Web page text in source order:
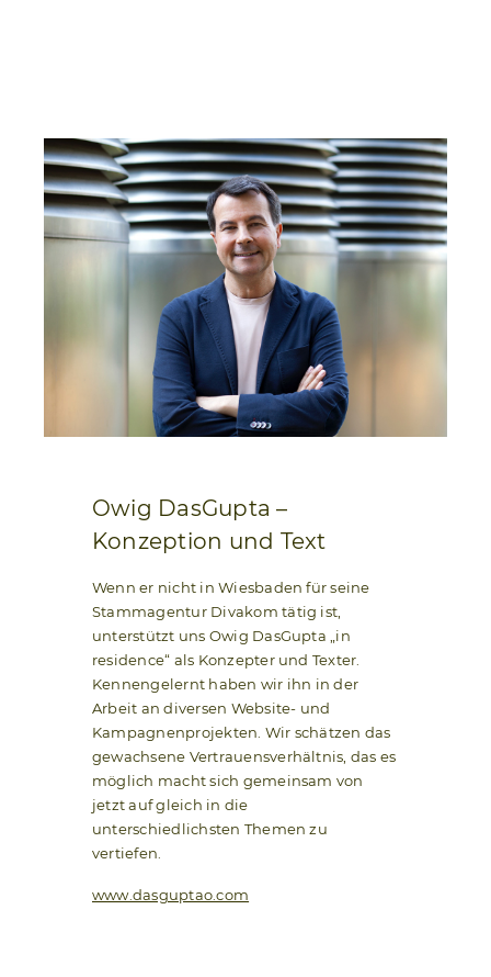
Owig DasGupta –
Konzeption und Text
Wenn er nicht in Wiesbaden für seine
Stammagentur Divakom tätig ist,
unterstützt uns Owig DasGupta „in
residence“ als Konzepter und Texter.
Kennengelernt haben wir ihn in der
Arbeit an diversen Website- und
Kampagnenprojekten. Wir schätzen das
gewachsene Vertrauensverhältnis, das es
möglich macht sich gemeinsam von
jetzt auf gleich in die
unterschiedlichsten Themen zu
vertiefen.
www.dasguptao.com